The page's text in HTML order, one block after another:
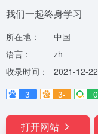
我们一起终身学习
所在地：
中国
语言：
zh
收录时间：
2021-12-22
3
3- 0
打开网站